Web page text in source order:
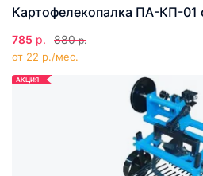
Картофелекопалка ПА-КП-01
785 р. 880 р.
от 22 р./мес.
АКЦИЯ